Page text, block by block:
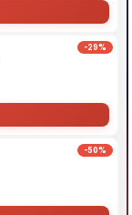
-29%
-50%